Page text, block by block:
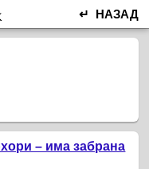
↵ НАЗАД
– има забрана